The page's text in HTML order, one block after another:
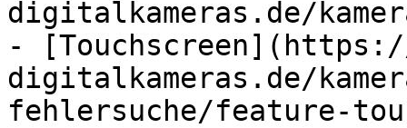
digitalkameras.de/
-
digitalkameras.de/
fehlersuche/feature-